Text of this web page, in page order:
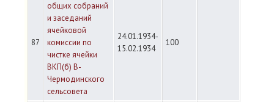
87
общих собраний
и заседаний
ячейковой
комиссии по
чистке ячейки
ВКП(б) В-
Чермодинского
сельсовета
24.01.1934-
15.02.1934
100